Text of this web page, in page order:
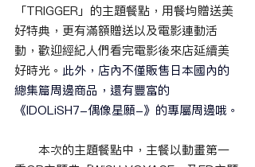
「TRIGGER」的主題餐點，用餐均贈送美
好特典，更有滿額贈送以及電影連動活
動，歡迎經紀人們看完電影後來店延續美
好時光。 此外，店內不僅販售日本國內的
總集篇周邊商品，還有豐富的
《IDOLiSH7-偶像星願-》的專屬周邊哦。
本次的主題餐點中，主餐以動畫第一